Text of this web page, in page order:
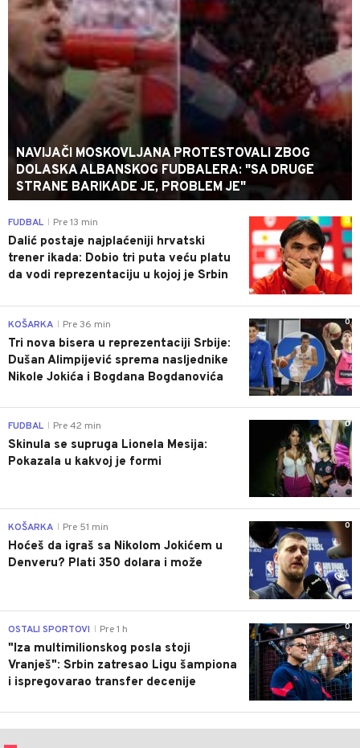
NAVIJAČI MOSKOVLJANA PROTESTOVALI ZBOG
DOLASKA ALBANSKOG FUDBALERA: "SA DRUGE
STRANE BARIKADE JE, PROBLEM JE"
0
FUDBAL Pre 13 min
Dalić postaje najplaćeniji hrvatski
trener ikada: Dobio tri puta veću platu
da vodi reprezentaciju u kojoj je Srbin
0
KOŠARKA Pre 36 min
Tri nova bisera u reprezentaciji Srbije:
Dušan Alimpijević sprema nasljednike
Nikole Jokića i Bogdana Bogdanovića
0
FUDBAL Pre 42 min
Skinula se supruga Lionela Mesija:
Pokazala u kakvoj je formi
0
KOŠARKA Pre 51 min
Hoćeš da igraš sa Nikolom Jokićem u
Denveru? Plati 350 dolara i može
0
OSTALI SPORTOVI Pre 1 h
"Iza multimilionskog posla stoji
Vranješ": Srbin zatresao Ligu šampiona
i ispregovarao transfer decenije